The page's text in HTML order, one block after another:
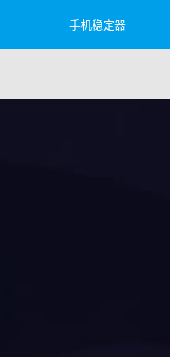
手机稳定器
飞宇VB 4
飞宇蝎子3
Feiyu Pocket 2S